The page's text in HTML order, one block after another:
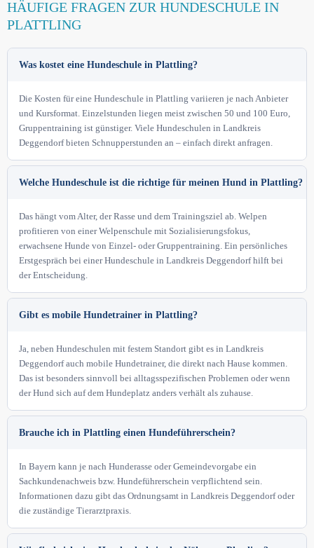
HÄUFIGE FRAGEN ZUR HUNDESCHULE IN
PLATTLING
Was kostet eine Hundeschule in Plattling?
Die Kosten für eine Hundeschule in Plattling variieren je nach Anbieter
und Kursformat. Einzelstunden liegen meist zwischen 50 und 100 Euro,
Gruppentraining ist günstiger. Viele Hundeschulen in Landkreis
Deggendorf bieten Schnupperstunden an – einfach direkt anfragen.
Welche Hundeschule ist die richtige für meinen Hund in Plattling?
Das hängt vom Alter, der Rasse und dem Trainingsziel ab. Welpen
profitieren von einer Welpenschule mit Sozialisierungsfokus,
erwachsene Hunde von Einzel- oder Gruppentraining. Ein persönliches
Erstgespräch bei einer Hundeschule in Landkreis Deggendorf hilft bei
der Entscheidung.
Gibt es mobile Hundetrainer in Plattling?
Ja, neben Hundeschulen mit festem Standort gibt es in Landkreis
Deggendorf auch mobile Hundetrainer, die direkt nach Hause kommen.
Das ist besonders sinnvoll bei alltagsspezifischen Problemen oder wenn
der Hund sich auf dem Hundeplatz anders verhält als zuhause.
Brauche ich in Plattling einen Hundeführerschein?
In Bayern kann je nach Hunderasse oder Gemeindevorgabe ein
Sachkundenachweis bzw. Hundeführerschein verpflichtend sein.
Informationen dazu gibt das Ordnungsamt in Landkreis Deggendorf oder
die zuständige Tierarztpraxis.